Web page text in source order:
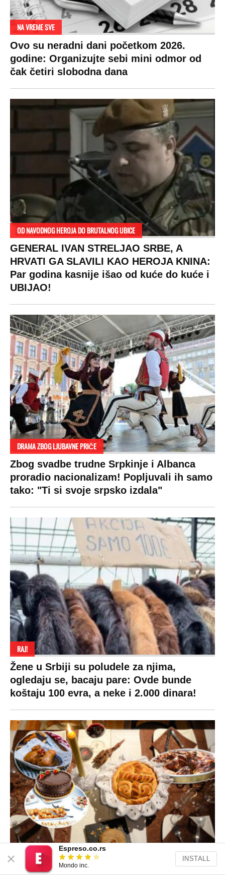
Za posnu slavsku trpezu ove godine treba
izdvojiti ozbiljnu sumu novca: Nečija cela
Politika
Hronika
Beograd
Zasadi drvo
Sudbine
SHOWBIZ
Rijaliti
Zvezde
Holivud
Kviz
Fudbal
Košarka
Tenis
Ostali sportovi
Navijači
Showtime
VIRALNO
Bizar
Svaštara
Tiktok
LIFESTYLE
Život
Stil
Ljubav
Kultura
SVET
Planeta
Globalno zagrevanje
Makedonija
Auto
MONDO INC.
Impressum
Kontakt
Politika privatnosti
Privacy policy
Terms of service
Prijatelji sajta
Pratite nas na:
Espreso.co.rs
Mondo inc.
INSTALL